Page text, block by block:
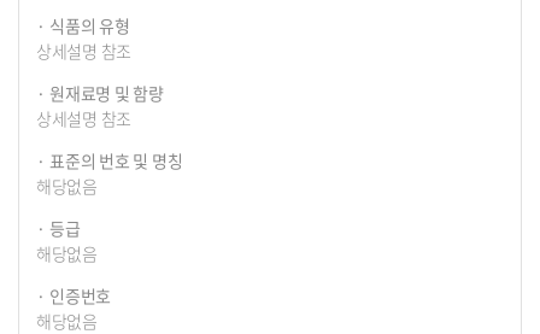
식품의 유형
상세설명 참조
원재료명 및 함량
상세설명 참조
표준의 번호 및 명칭
해당없음
등급
해당없음
인증번호
해당없음